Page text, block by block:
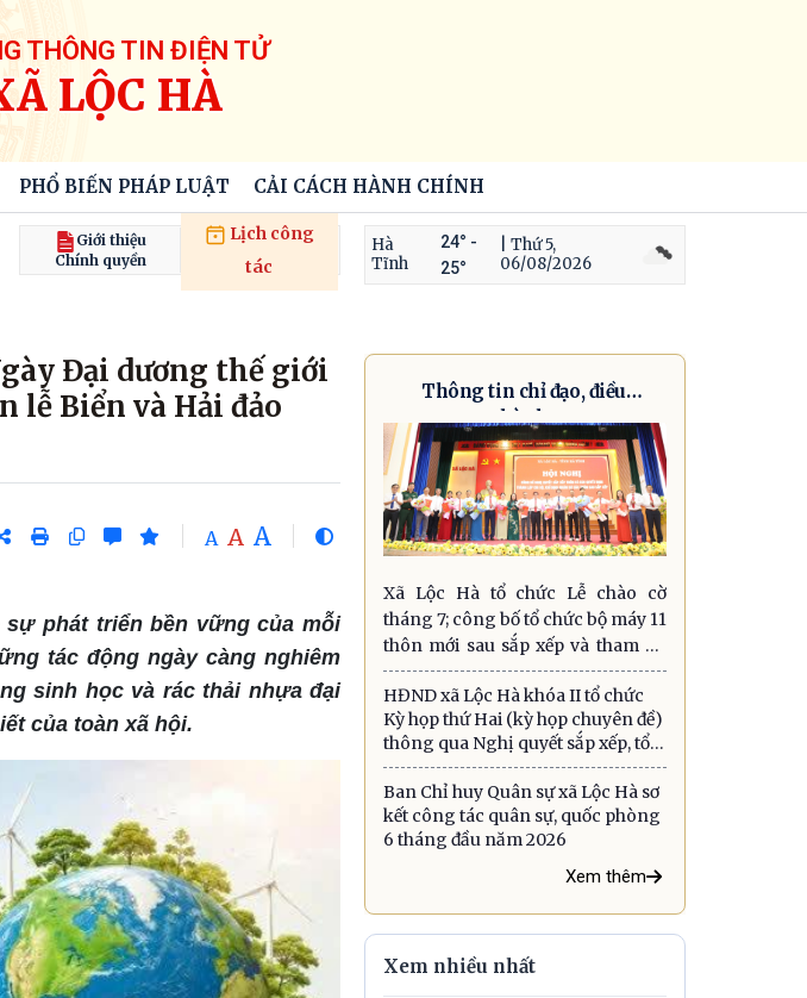
THÔNG TIN ĐIỆN TỬ
LỘC HÀ
PHỔ BIẾN PHÁP LUẬT CẢI CÁCH HÀNH CHÍNH
Giới thiệu
Chính quyền
Lịch công
tác
Hà
Tĩnh
24° -
25°
| Thứ 5,
06/08/2026
Đại dương thế giới
lễ Biển và Hải đảo
A A A
phát triển bền vững của mỗi
tác động ngày càng nghiêm
sinh học và rác thải nhựa đại
của toàn xã hội.
Thông tin chỉ đạo, điều
hành
Xã Lộc Hà tổ chức Lễ chào cờ
tháng 7; công bố tổ chức bộ máy 11
thôn mới sau sắp xếp và tham dự
Hội nghị toàn quốc sơ kết mô hình
chính quyền 3 cấp
HĐND xã Lộc Hà khóa II tổ chức
Kỳ họp thứ Hai (kỳ họp chuyên đề)
thông qua Nghị quyết sắp xếp, tổ
chức lại các thôn
Ban Chỉ huy Quân sự xã Lộc Hà sơ
kết công tác quân sự, quốc phòng
6 tháng đầu năm 2026
Xem thêm
Xem nhiều nhất